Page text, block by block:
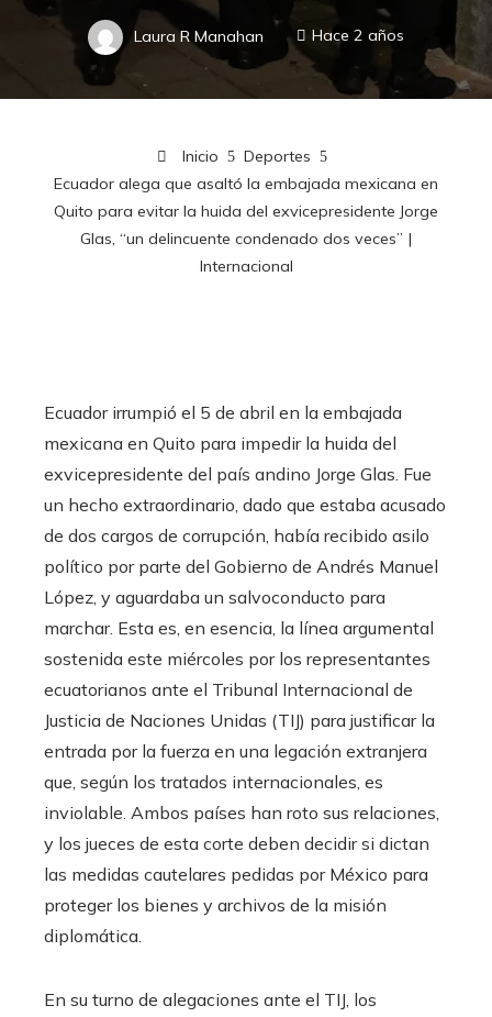
Laura R Manahan Hace 2 años
Inicio
Deportes
Ecuador alega que asaltó la embajada mexicana en
Quito para evitar la huida del exvicepresidente Jorge
Glas, “un delincuente condenado dos veces” |
Internacional
Ecuador irrumpió el 5 de abril en la embajada
mexicana en Quito para impedir la huida del
exvicepresidente del país andino Jorge Glas. Fue
un hecho extraordinario, dado que estaba acusado
de dos cargos de corrupción, había recibido asilo
político por parte del Gobierno de Andrés Manuel
López, y aguardaba un salvoconducto para
marchar. Esta es, en esencia, la línea argumental
sostenida este miércoles por los representantes
ecuatorianos ante el Tribunal Internacional de
Justicia de Naciones Unidas (TIJ) para justificar la
entrada por la fuerza en una legación extranjera
que, según los tratados internacionales, es
inviolable. Ambos países han roto sus relaciones,
y los jueces de esta corte deben decidir si dictan
las medidas cautelares pedidas por México para
proteger los bienes y archivos de la misión
diplomática.
En su turno de alegaciones ante el TIJ, los